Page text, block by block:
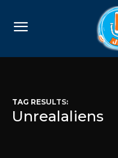
TAG RESULTS:
Unrealaliens